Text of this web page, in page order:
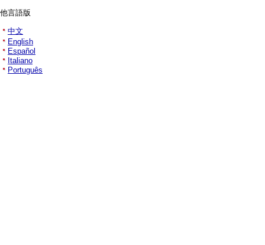
他言語版
中文
English
Español
Italiano
Português